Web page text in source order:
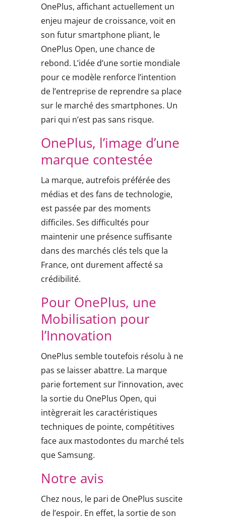
OnePlus, affichant actuellement un
enjeu majeur de croissance, voit en
son futur smartphone pliant, le
OnePlus Open, une chance de
rebond. L’idée d’une sortie mondiale
pour ce modèle renforce l’intention
de l’entreprise de reprendre sa place
sur le marché des smartphones. Un
pari qui n’est pas sans risque.
OnePlus, l’image d’une
marque contestée
La marque, autrefois préférée des
médias et des fans de technologie,
est passée par des moments
difficiles. Ses difficultés pour
maintenir une présence suffisante
dans des marchés clés tels que la
France, ont durement affecté sa
crédibilité.
Pour OnePlus, une
Mobilisation pour
l’Innovation
OnePlus semble toutefois résolu à ne
pas se laisser abattre. La marque
parie fortement sur l’innovation, avec
la sortie du OnePlus Open, qui
intègrerait les caractéristiques
techniques de pointe, compétitives
face aux mastodontes du marché tels
que Samsung.
Notre avis
Chez nous, le pari de OnePlus suscite
de l’espoir. En effet, la sortie de son